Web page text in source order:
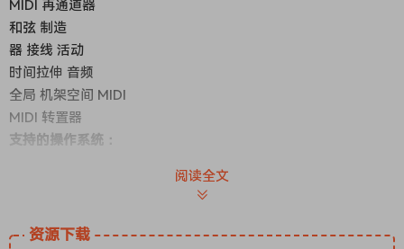
MIDI 再通道器
和弦 制造
器 接线 活动
时间拉伸 音频
全局 机架空间 MIDI
MIDI 转置器
支持的操作系统：
macOS 10.14 或更高版本
Apple Silicon 或 Intel Core 处理器
WINDOWS: 64-BIT PROCESSORS ONLY
阅读全文
资源下载